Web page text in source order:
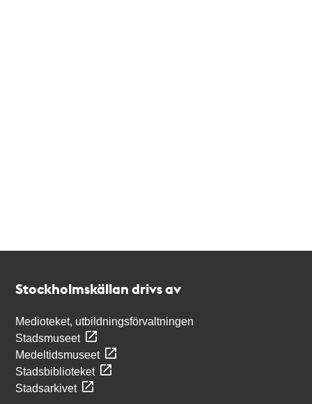
Stockholmskällan drivs av
Medioteket, utbildningsförvaltningen
Stadsmuseet
Medeltidsmuseet
Stadsbiblioteket
Stadsarkivet